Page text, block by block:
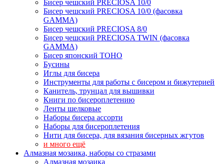
Бисер чешский PRECIOSA 10/0
Бисер чешский PRECIOSA 10/0 (фасовка
GAMMA)
Бисер чешский PRECIOSA 8/0
Бисер чешский PRECIOSA TWIN (фасовка
GAMMA)
Бисер японский TOHO
Бусины
Иглы для бисера
Инструменты для работы с бисером и бижутерией
Канитель, трунцал для вышивки
Книги по бисероплетению
Ленты шелковые
Наборы бисера ассорти
Наборы для бисероплетения
Нити для бисера, для вязания бисерных жгутов
и много ещё
Алмазная мозаика, наборы со стразами
Алмазная мозаика